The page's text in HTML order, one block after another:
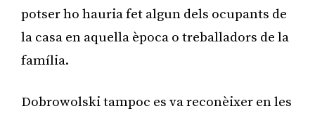
potser ho hauria fet algun dels ocupants de
la casa en aquella època o treballadors de la
família.
Dobrowolski tampoc es va reconèixer en les